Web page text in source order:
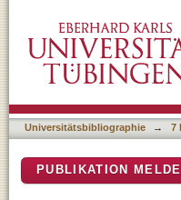
Universitätsbibliographie → 7
PUBLIKATION